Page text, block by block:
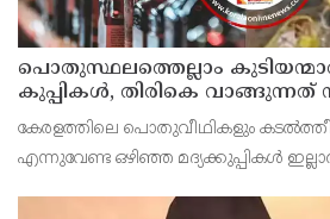
പൊതുസ്ഥലത്തെല്ലാം
കുപ്പികള്‍, തിരികെ വാങ്ങുന്നത്
ഇത് ഇരട്ടിക്കും, കോടികളുടെ
നിര്‍ത്തിയത് എന്തിന്?
തീരുമാനമോ?
കേരളത്തിലെ പൊതുവീഥികളും
എന്നുവേണ്ട ഒഴിഞ്ഞ മദ്യക്കുപ്പികള്‍